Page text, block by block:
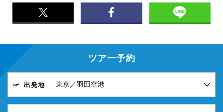
ツアー予約
出発地